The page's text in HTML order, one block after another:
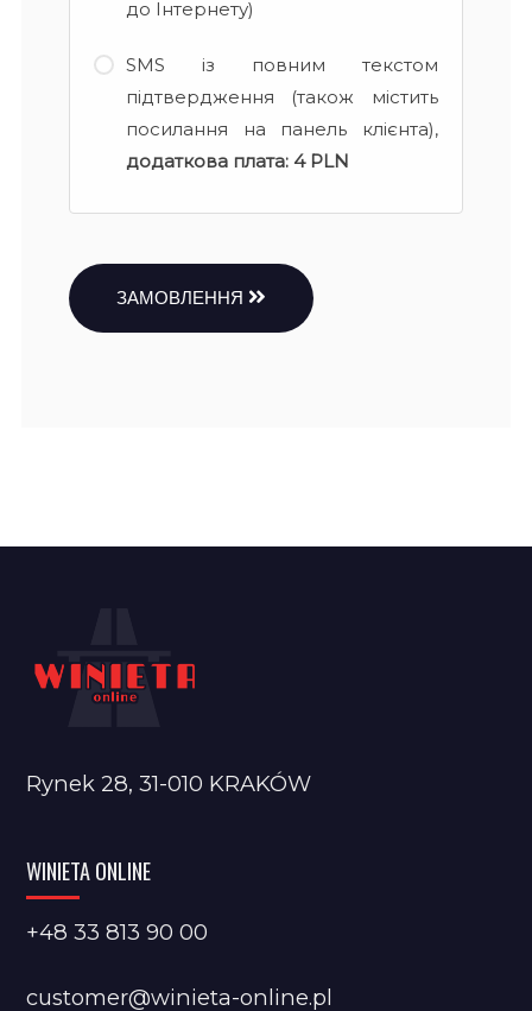
до Інтернету)
SMS із повним текстом
підтвердження (також містить
посилання на панель клієнта),
додаткова плата: 4 PLN
ЗАМОВЛЕННЯ
Rynek 28, 31-010 KRAKÓW
WINIETA ONLINE
+48 33 813 90 00
customer@winieta-online.pl